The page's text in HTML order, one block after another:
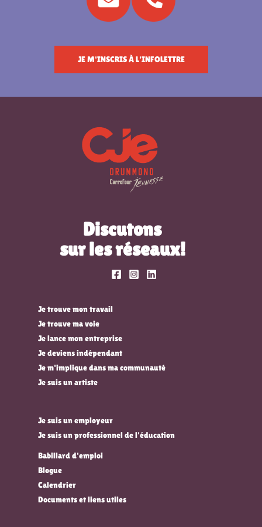
JE M'INSCRIS À L'INFOLETTRE
Discutons
sur les réseaux!
Je trouve mon travail
Je trouve ma voie
Je lance mon entreprise
Je deviens indépendant
Je m'implique dans ma communauté
Je suis un artiste
Je suis un employeur
Je suis un professionnel de l'éducation
Babillard d'emploi
Blogue
Calendrier
Documents et liens utiles